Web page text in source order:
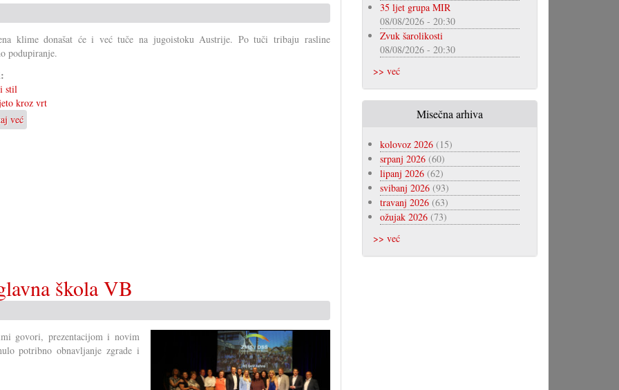
klime donašat će i već tuče na jugoistoku Austrije. Po tuči tribaju rasline
podupiranje.
stil
kroz vrt
već
Kad
škola VB
govori, prezentacijom i novim
potribno obnavljanje zgrade i
35 ljet grupa MIR
08/08/2026 - 20:30
Zvuk šarolikosti
08/08/2026 - 20:30
>> već
Misečna arhiva
kolovoz 2026(15)
srpanj 2026(60)
lipanj 2026(62)
svibanj 2026(93)
travanj 2026(63)
ožujak 2026(73)
>> već